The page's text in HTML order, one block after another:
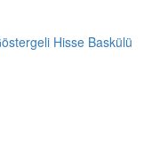
Hisse Baskülü